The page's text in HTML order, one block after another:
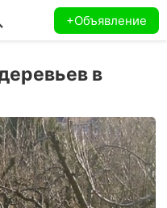
+Объявление
в